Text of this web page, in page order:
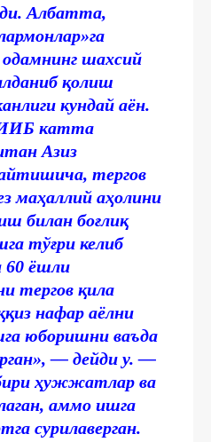
Албатта,
шахсий
қолиш
кундай аён.
катта
Азиз
тергов
маҳаллий аҳолини
билан боғлиқ
тўғри келиб
60 ёшли
тергов қила
нафар аёлни
юборишни ваъда
— дейди у. —
ҳужжатлар ва
аммо ишга
сурилаверган.